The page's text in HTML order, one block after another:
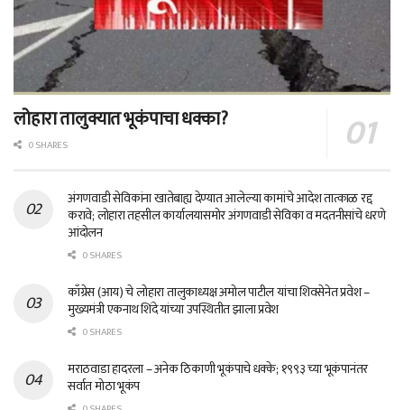
लोहारा तालुक्यात भूकंपाचा धक्का?
0 SHARES
अंगणवाडी सेविकांना खातेबाह्य देण्यात आलेल्या कामांचे आदेश तात्काळ रद्द
करावे; लोहारा तहसील कार्यालयासमोर अंगणवाडी सेविका व मदतनीसांचे धरणे
आंदोलन
0 SHARES
काँग्रेस (आय) चे लोहारा तालुकाध्यक्ष अमोल पाटील यांचा शिवसेनेत प्रवेश –
मुख्यमंत्री एकनाथ शिंदे यांच्या उपस्थितीत झाला प्रवेश
0 SHARES
मराठवाडा हादरला – अनेक ठिकाणी भूकंपाचे धक्के; १९९३ च्या भूकंपानंतर
सर्वात मोठा भूकंप